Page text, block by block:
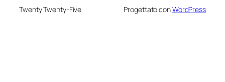
Twenty Twenty-Five Progettato conWordPress